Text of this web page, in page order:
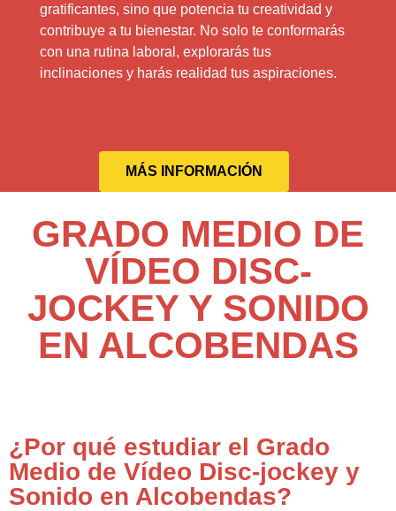
gratificantes, sino que potencia tu creatividad y
contribuye a tu bienestar. No solo te conformarás
con una rutina laboral, explorarás tus
inclinaciones y harás realidad tus aspiraciones.
MÁS INFORMACIÓN
GRADO MEDIO DE
VÍDEO DISC-
JOCKEY Y SONIDO
EN ALCOBENDAS
¿Por qué estudiar el Grado
Medio de Vídeo Disc-jockey y
Sonido en Alcobendas?